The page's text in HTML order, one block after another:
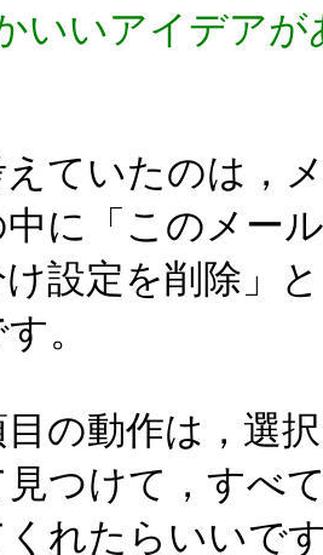
いアイデアが
ていたのは，
中に「このメー
設定を削除」
。
の動作は，選
つけて，すべ
くれたらいいで